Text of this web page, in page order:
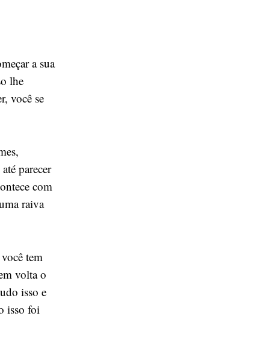
a sua
lhe
você se
parecer
com
raiva
tem
volta o
isso e
isso foi